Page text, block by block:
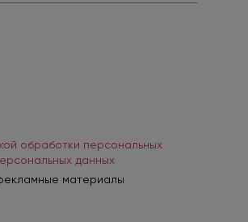
обработки персональных
данных
материалы